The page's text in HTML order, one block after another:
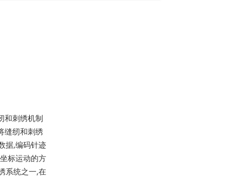
和刺绣机制
缝纫和刺绣
据,编码针迹
标运动的方
系统之一,在